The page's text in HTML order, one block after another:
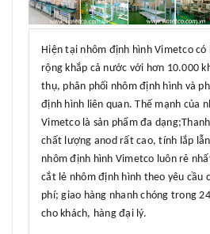
Hiện tại nhôm định hình Vimetco có
rộng khắp cả nước với hơn 10.000
thụ, phân phối nhôm định hình và
định hình liên quan. Thế mạnh của
Vimetco là sản phẩm đa
chất lượng anod rất cao, tính lắp
nhôm định hình Vimetco luôn rẻ
cắt lẻ nhôm định hình theo yêu cầu
phí; giao hàng nhanh chóng trong
cho khách, hàng đại lý.